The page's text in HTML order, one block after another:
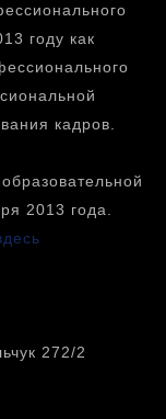
году как
кадров.
2013 года.
272/2